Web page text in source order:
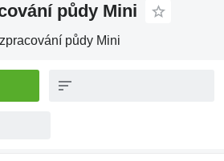
půdy Mini
půdy Mini